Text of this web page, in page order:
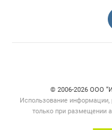
© 2006‑2026 ООО
Использование информации,
только при размещении